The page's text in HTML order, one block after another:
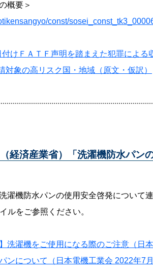
概要＞
const/
けＦＡＴＦ声明を踏まえた犯罪によ
対象の高リスク国・地域（原文・仮訳）
経済産業省）「洗濯機防水パン
濯機防水パンの使用安全啓発について
ルをご参照ください。
洗濯機をご使用になる際のご注意（日
ンについて（日本電機工業会 2022年7月